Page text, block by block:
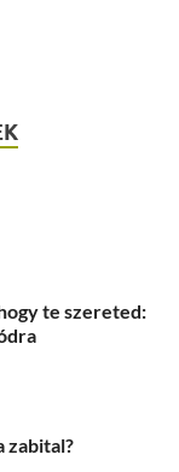
te szereted:
zabital?